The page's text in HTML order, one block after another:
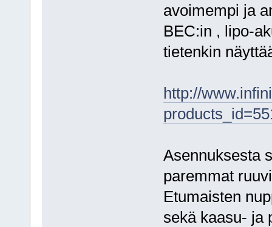
avoimempi ja
BEC:in , lipo-
tietenkin
http://
Asennuksesta
paremmat
Etumaisten
sekä kaasu- ja